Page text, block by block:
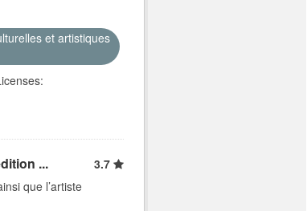
et artistiques
...
3.7
que l’artiste